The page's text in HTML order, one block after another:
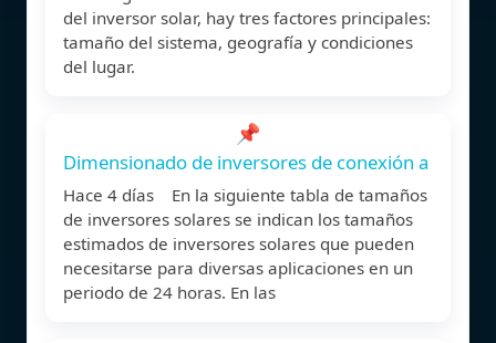
del inversor solar, hay tres factores principales:
tamaño del sistema, geografía y condiciones
del lugar.
📌
Dimensionado de inversores de conexión a
Hace 4 días En la siguiente tabla de tamaños
de inversores solares se indican los tamaños
estimados de inversores solares que pueden
necesitarse para diversas aplicaciones en un
periodo de 24 horas. En las